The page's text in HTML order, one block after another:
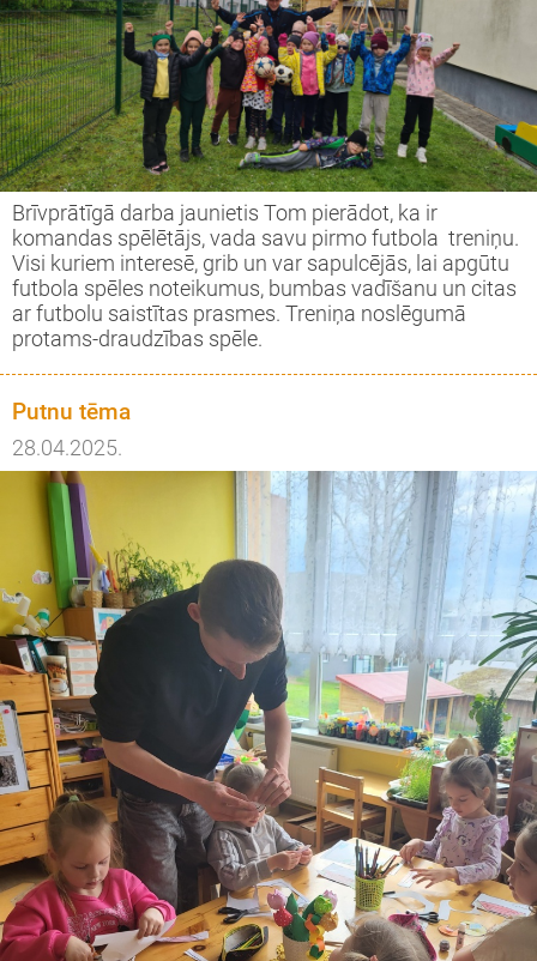
Brīvprātīgā darba jaunietis Tom pierādot, ka ir
komandas spēlētājs, vada savu pirmo futbola treniņu.
Visi kuriem interesē, grib un var sapulcējās, lai apgūtu
futbola spēles noteikumus, bumbas vadīšanu un citas
ar futbolu saistītas prasmes. Treniņa noslēgumā
protams-draudzības spēle.
Putnu tēma
28.04.2025.